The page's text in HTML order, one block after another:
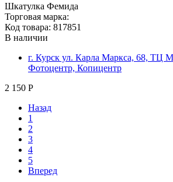
Шкатулка Фемида
Торговая марка:
Код товара: 817851
В наличии
г. Курск ул. Карла Маркса, 68, ТЦ
Фотоцентр, Копицентр
2 150 Р
Назад
1
2
3
4
5
Вперед